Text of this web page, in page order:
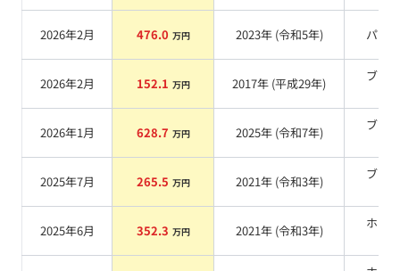
2026年2月 476.0 万円 2023年 (令和5年) パール
2026年2月 152.1 万円 2017年 (平成29年)
ブラ
2026年1月 628.7 万円 2025年 (令和7年)
ブラ
2025年7月 265.5 万円 2021年 (令和3年)
ブラ
2025年6月 352.3 万円 2021年 (令和3年)
ホワ